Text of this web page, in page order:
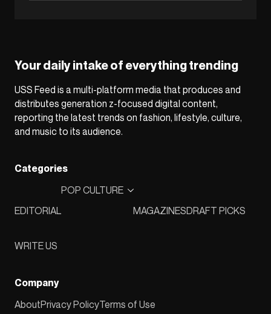
Your daily intake of everything trending
USS Feed is a multi-platform media that produces and
distributes generation z-focused digital content,
reporting the latest trends on fashion, lifestyle, culture,
and music to its audience.
Categories
EDITORIAL
POP CULTURE
MAGAZINESDRAFT PICKS
WRITE US
Company
AboutPrivacy PolicyTerms of Use